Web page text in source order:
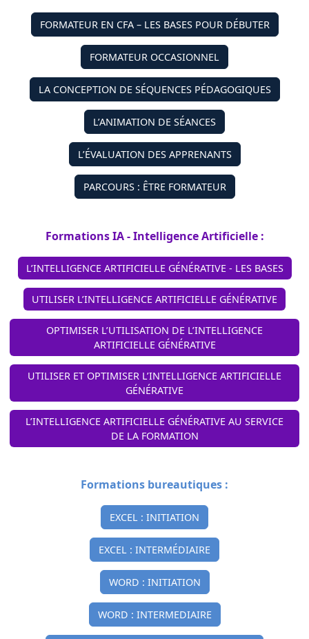
FORMATEUR EN CFA – LES BASES POUR DÉBUTER
FORMATEUR OCCASIONNEL
LA CONCEPTION DE SÉQUENCES PÉDAGOGIQUES
L’ANIMATION DE SÉANCES
L’ÉVALUATION DES APPRENANTS
PARCOURS : ÊTRE FORMATEUR
Formations IA - Intelligence Artificielle :
L’INTELLIGENCE ARTIFICIELLE GÉNÉRATIVE - LES BASES
UTILISER L’INTELLIGENCE ARTIFICIELLE GÉNÉRATIVE
OPTIMISER L’UTILISATION DE L’INTELLIGENCE
ARTIFICIELLE GÉNÉRATIVE
UTILISER ET OPTIMISER L’INTELLIGENCE ARTIFICIELLE
GÉNÉRATIVE
L’INTELLIGENCE ARTIFICIELLE GÉNÉRATIVE AU SERVICE
DE LA FORMATION
Formations bureautiques :
EXCEL : INITIATION
EXCEL : INTERMÉDIAIRE
WORD : INITIATION
WORD : INTERMEDIAIRE